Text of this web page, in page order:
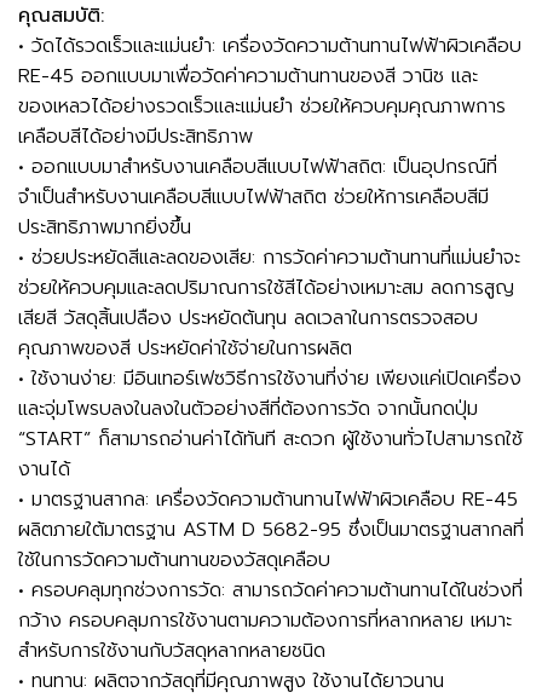
คุณสมบัติ:
• วัดได้รวดเร็วและแม่นยำ: เครื่องวัดความต้านทานไฟฟ้าผิวเคลือบ
RE-45 ออกแบบมาเพื่อวัดค่าความต้านทานของสี วานิช และ
ของเหลวได้อย่างรวดเร็วและแม่นยำ ช่วยให้ควบคุมคุณภาพการ
เคลือบสีได้อย่างมีประสิทธิภาพ
• ออกแบบมาสำหรับงานเคลือบสีแบบไฟฟ้าสถิต: เป็นอุปกรณ์ที่
จำเป็นสำหรับงานเคลือบสีแบบไฟฟ้าสถิต ช่วยให้การเคลือบสีมี
ประสิทธิภาพมากยิ่งขึ้น
• ช่วยประหยัดสีและลดของเสีย: การวัดค่าความต้านทานที่แม่นยำจะ
ช่วยให้ควบคุมและลดปริมาณการใช้สีได้อย่างเหมาะสม ลดการสูญ
เสียสี วัสดุสิ้นเปลือง ประหยัดต้นทุน ลดเวลาในการตรวจสอบ
คุณภาพของสี ประหยัดค่าใช้จ่ายในการผลิต
• ใช้งานง่าย: มีอินเทอร์เฟซวิธีการใช้งานที่ง่าย เพียงแค่เปิดเครื่อง
และจุ่มโพรบลงในลงในตัวอย่างสีที่ต้องการวัด จากนั้นกดปุ่ม
“START” ก็สามารถอ่านค่าได้ทันที สะดวก ผู้ใช้งานทั่วไปสามารถใช้
งานได้
• มาตรฐานสากล: เครื่องวัดความต้านทานไฟฟ้าผิวเคลือบ RE-45
ผลิตภายใต้มาตรฐาน ASTM D 5682-95 ซึ่งเป็นมาตรฐานสากลที่
ใช้ในการวัดความต้านทานของวัสดุเคลือบ
• ครอบคลุมทุกช่วงการวัด: สามารถวัดค่าความต้านทานได้ในช่วงที่
กว้าง ครอบคลุมการใช้งานตามความต้องการที่หลากหลาย เหมาะ
สำหรับการใช้งานกับวัสดุหลากหลายชนิด
• ทนทาน: ผลิตจากวัสดุที่มีคุณภาพสูง ใช้งานได้ยาวนาน